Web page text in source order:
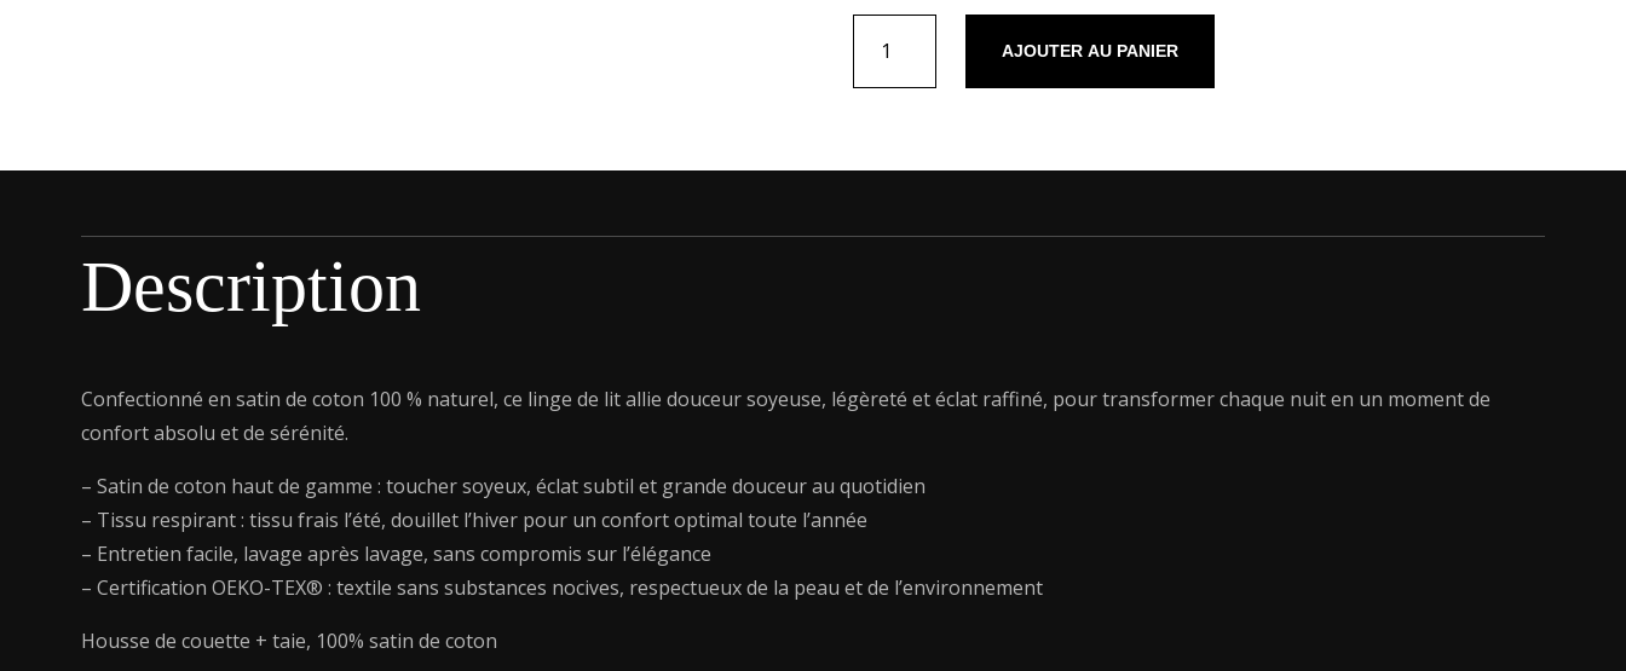
Housse
+
Annecy
Blanc
-
200
220
AJOUTER AU PANIER
Description
Confectionné en satin de coton 100 % naturel, ce linge de lit allie douceur soyeuse, légèreté et éclat raffiné, pour transformer chaque nuit en un moment de
confort absolu et de sérénité.
– Satin de coton haut de gamme : toucher soyeux, éclat subtil et grande douceur au quotidien
– Tissu respirant : tissu frais l’été, douillet l’hiver pour un confort optimal toute l’année
– Entretien facile, lavage après lavage, sans compromis sur l’élégance
– Certification OEKO-TEX® : textile sans substances nocives, respectueux de la peau et de l’environnement
Housse de couette + taie, 100% satin de coton